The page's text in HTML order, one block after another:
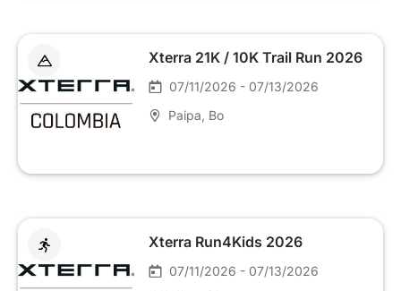
Xterra 21K / 10K Trail Run 2026
07/11/2026 - 07/13/2026
Paipa , Bo
Xterra Run4Kids 2026
07/11/2026 - 07/13/2026